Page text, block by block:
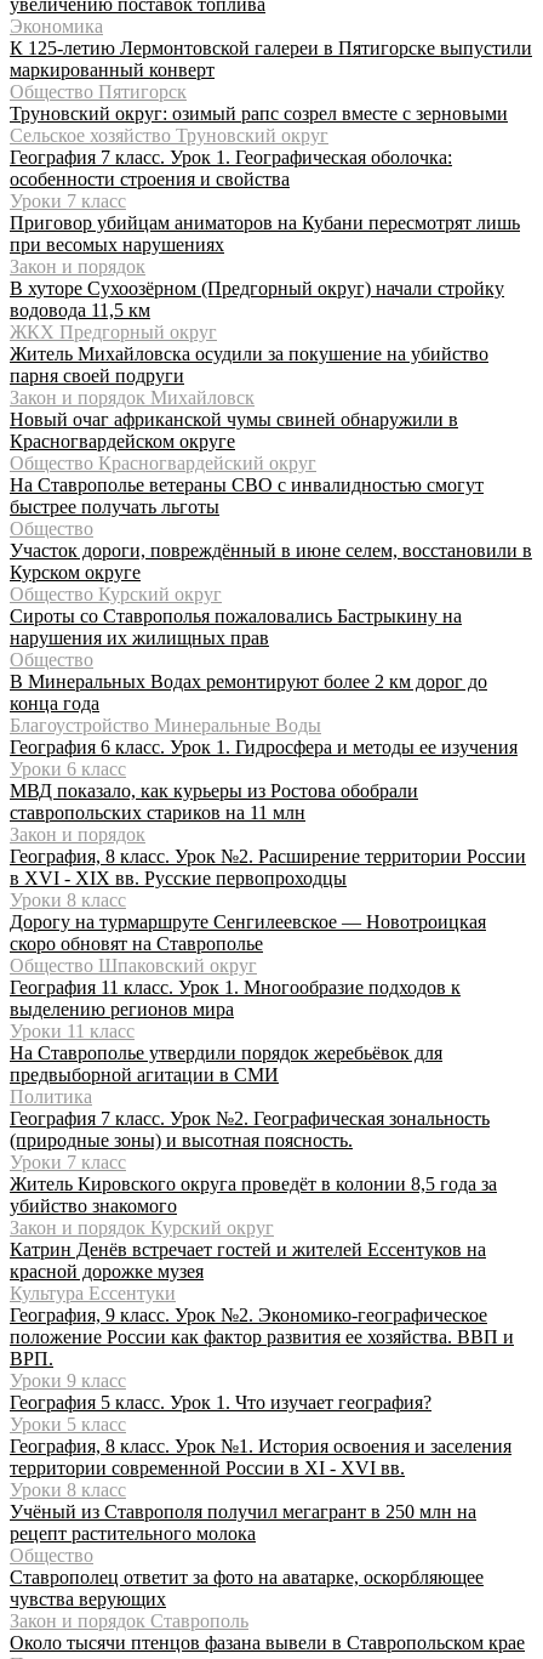
Экономика
К 125-летию Лермонтовской галереи в Пятигорске выпустили
маркированный конверт
Общество Пятигорск
Труновский округ: озимый рапс созрел вместе с зерновыми
Сельское хозяйство Труновский округ
География 7 класс. Урок 1. Географическая оболочка:
особенности строения и свойства
Уроки 7 класс
Приговор убийцам аниматоров на Кубани пересмотрят лишь
при весомых нарушениях
Закон и порядок
В хуторе Сухоозёрном (Предгорный округ) начали стройку
водовода 11,5 км
ЖКХ Предгорный округ
Житель Михайловска осудили за покушение на убийство
парня своей подруги
Закон и порядок Михайловск
Новый очаг африканской чумы свиней обнаружили в
Красногвардейском округе
Общество Красногвардейский округ
На Ставрополье ветераны СВО с инвалидностью смогут
быстрее получать льготы
Общество
Участок дороги, повреждённый в июне селем, восстановили в
Курском округе
Общество Курский округ
Сироты со Ставрополья пожаловались Бастрыкину на
нарушения их жилищных прав
Общество
В Минеральных Водах ремонтируют более 2 км дорог до
конца года
Благоустройство Минеральные Воды
География 6 класс. Урок 1. Гидросфера и методы ее изучения
Уроки 6 класс
МВД показало, как курьеры из Ростова обобрали
ставропольских стариков на 11 млн
Закон и порядок
География, 8 класс. Урок №2. Расширение территории России
в XVI - XIX вв. Русские первопроходцы
Уроки 8 класс
Дорогу на турмаршруте Сенгилеевское — Новотроицкая
скоро обновят на Ставрополье
Общество Шпаковский округ
География 11 класс. Урок 1. Многообразие подходов к
выделению регионов мира
Уроки 11 класс
На Ставрополье утвердили порядок жеребьёвок для
предвыборной агитации в СМИ
Политика
География 7 класс. Урок №2. Географическая зональность
(природные зоны) и высотная поясность.
Уроки 7 класс
Житель Кировского округа проведёт в колонии 8,5 года за
убийство знакомого
Закон и порядок Курский округ
Катрин Денёв встречает гостей и жителей Ессентуков на
красной дорожке музея
Культура Ессентуки
География, 9 класс. Урок №2. Экономико-географическое
положение России как фактор развития ее хозяйства. ВВП и
ВРП.
Уроки 9 класс
География 5 класс. Урок 1. Что изучает география?
Уроки 5 класс
География, 8 класс. Урок №1. История освоения и заселения
территории современной России в XI - XVI вв.
Уроки 8 класс
Учёный из Ставрополя получил мегагрант в 250 млн на
рецепт растительного молока
Общество
Ставрополец ответит за фото на аватарке, оскорбляющее
чувства верующих
Закон и порядок Ставрополь
Около тысячи птенцов фазана вывели в Ставропольском крае